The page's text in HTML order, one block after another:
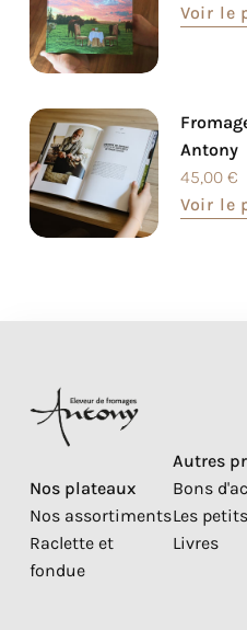
Voir le
Antony
45,00 €
Voir le
Nos plateaux
Nos assortiments
Raclette et
fondue
Autres
Bons
Les
Livres